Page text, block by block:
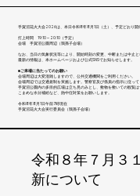
手賀沼花火大会2026は、本日令和8年8月1日（土）、予定どおり開
打上時間 19:10～20:10（予定）
会場 手賀沼公園周辺（我孫子会場）
なお、当日の気象状況等により、開始時刻の変更、中断または中止と
最新の情報は、本ホームページおよび公式SNSでお知らせします。
■ご来場に当たってのお願い
会場周辺は大変混雑しますので、公共交通機関をご利用ください。
会場周辺では交通規制を実施します。警察官及び係員の指示に従って
手賀沼公園内の多目的広場は立ち見のみとし、敷物を敷いての観覧は
こまめな水分補給など、熱中症対策をお願いします。
令和8年8月1日午前7時現在
手賀沼花火大会実行委員会（我孫子会場）
令和８年７月３
新について